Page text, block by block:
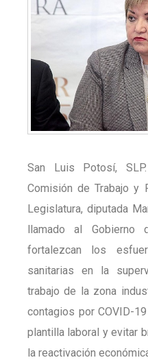
San Luis Potosí,
Comisión de Trabajo y
Legislatura, diputada
llamado al Gobierno
fortalezcan los
sanitarias en la
trabajo de la zona
contagios por COVID-
plantilla laboral y evitar
la reactivación